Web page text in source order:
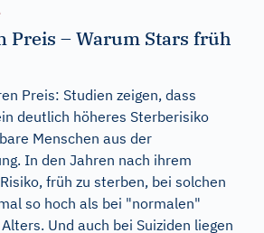
Preis – Warum Stars früh
Preis: Studien zeigen, dass
deutlich höheres Sterberisiko
Menschen aus der
In den Jahren nach ihrem
früh zu sterben, bei solchen
so hoch als bei "normalen"
Und auch bei Suiziden liegen